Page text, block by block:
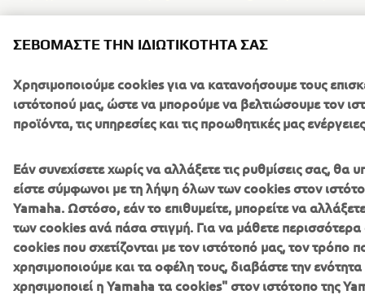
μέσω εφαρμογής τυχαίας επιλογής την Τετάρτη
Όροι συμμετοχής
ΕΤΑΙΡΕΊΑ
ΣΕΒΌΜΑΣΤΕ ΤΗΝ ΙΔΙΩΤΙΚΌΤΗΤΆ ΣΑΣ
Χρησιμοποιούμε cookies για να κατανοήσουμε τους
ιστότοπού μας, ώστε να μπορούμε να βελτιώσουμε τον
προϊόντα, τις υπηρεσίες και τις προωθητικές μας
Εάν συνεχίσετε χωρίς να αλλάξετε τις ρυθμίσεις σας, θα
είστε σύμφωνοι με τη λήψη όλων των cookies στον
Yamaha. Ωστόσο, εάν το επιθυμείτε, μπορείτε να αλλάξετε
των cookies ανά πάσα στιγμή. Για να μάθετε περισσότερα
cookies που σχετίζονται με τον ιστότοπό μας, τον τρόπο
χρησιμοποιούμε και τα οφέλη τους, διαβάστε την
χρησιμοποιεί η Yamaha τα cookies" στον ιστότοπο της